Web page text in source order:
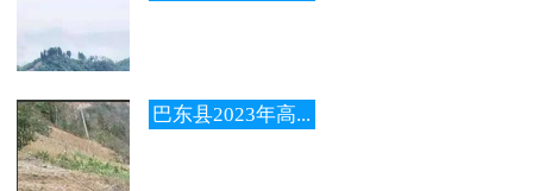
巴东县2023年高...